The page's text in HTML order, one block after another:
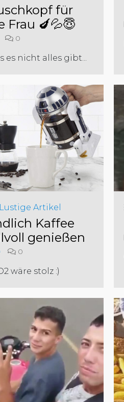
für
Frau 🍆💦😇
0
es nicht alles gibt...
Lustige Artikel
Kaffee
genießen
0
wäre stolz :)